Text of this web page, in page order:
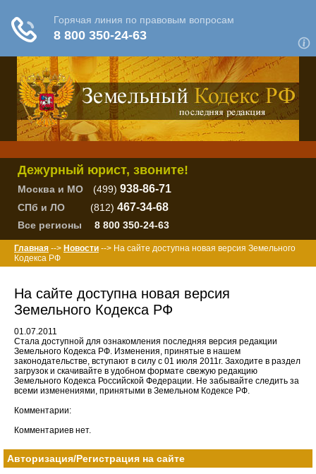
Дежурный юрист, звоните!
Москва и МО (499) 938-86-71
СПб и ЛО (812) 467-34-68
Все регионы 8 800 350-24-63
Главная --> Новости --> На сайте доступна новая версия Земельного
Кодекса РФ
На сайте доступна новая версия
Земельного Кодекса РФ
01.07.2011
Стала доступной для ознакомления последняя версия редакции
Земельного Кодекса РФ. Изменения, принятые в нашем
законодательстве, вступают в силу с 01 июля 2011г. Заходите в раздел
загрузок и скачивайте в удобном формате свежую редакцию
Земельного Кодекса Российской Федерации. Не забывайте следить за
всеми изменениями, принятыми в Земельном Кодексе РФ.
Комментарии:
Комментариев нет.
Авторизация/Регистрация на сайте